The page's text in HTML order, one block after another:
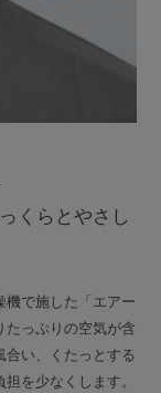
くらとやさし
機で施した「エアー
たっぷりの空気が含
合い、くたっとする
を少なくします。